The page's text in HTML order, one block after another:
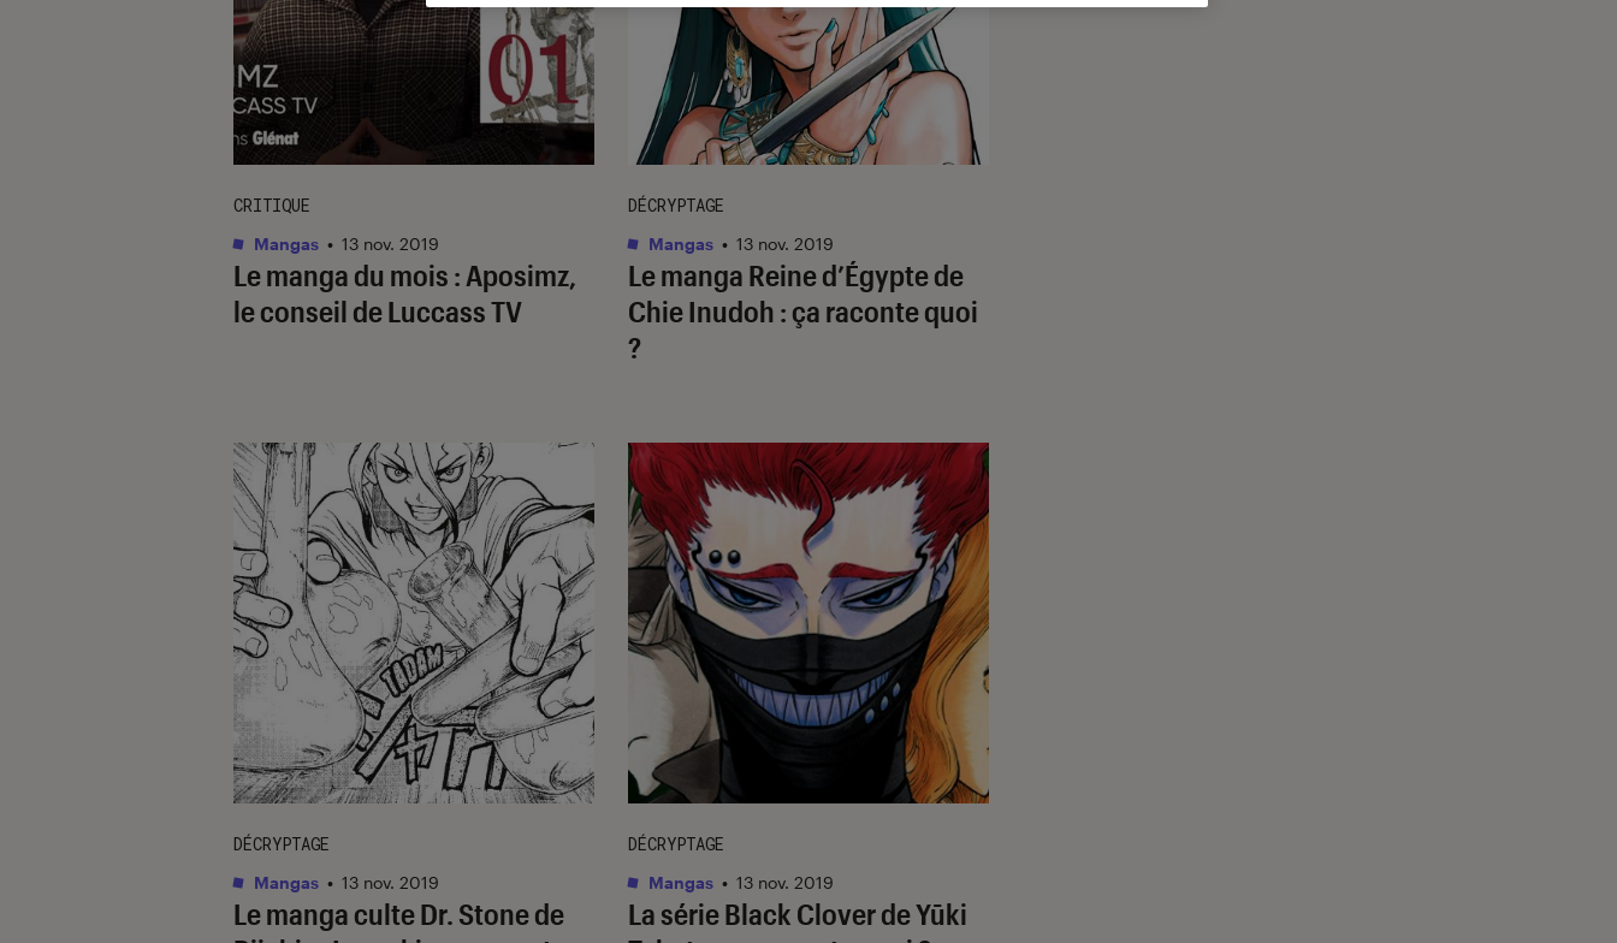
Le manga du mois : Aposimz,
le conseil de Luccass TV
CRITIQUE
Mangas • 13 nov. 2019
Le manga Reine d’Égypte de
Chie Inudoh : ça raconte quoi
?
DÉCRYPTAGE
Mangas • 13 nov. 2019
Le manga culte Dr. Stone de
DÉCRYPTAGE
Mangas • 13 nov. 2019
La série Black Clover de Yūki
DÉCRYPTAGE
Mangas • 13 nov. 2019